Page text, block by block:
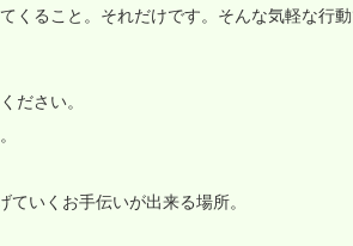
くること。それだけです。そんな気軽な行
ださい。
いくお手伝いが出来る場所。